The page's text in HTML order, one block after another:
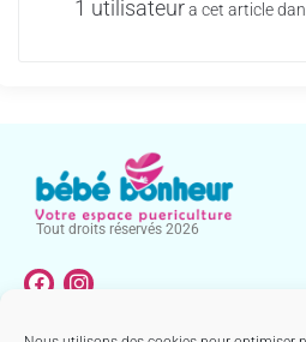
1 utilisateura cet article
Tout droits réservés 2026